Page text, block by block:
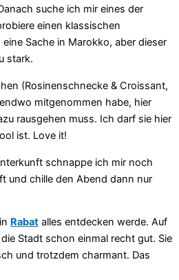
suche ich mir eines der
einen klassischen
Sache in Marokko, aber dieser
stark.
(Rosinenschnecke & Croissant,
mitgenommen habe, hier
rausgehen muss. Ich darf sie hier
ist. Love it!
schnappe ich mir noch
und chille den Abend dann nur
Rabat alles entdecken werde. Auf
Stadt schon einmal recht gut. Sie
und trotzdem charmant. Das